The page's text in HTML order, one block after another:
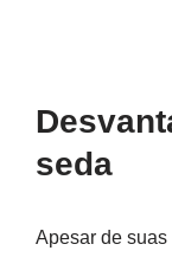
seda
Apesar de